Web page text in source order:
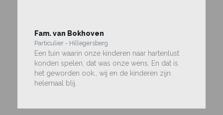
Fam. van Bokhoven
Particulier - Hillegersberg
Een tuin waarin onze kinderen naar hartenlust
konden spelen, dat was onze wens. En dat is
het geworden ook., wij en de kinderen zijn
helemaal blij.